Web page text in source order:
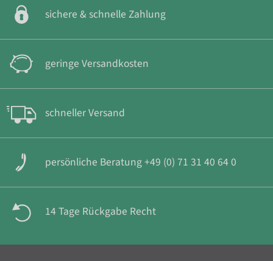
sichere & schnelle Zahlung
geringe Versandkosten
schneller Versand
persönliche Beratung +49 (0) 71 31 40 64 0
14 Tage Rückgabe Recht